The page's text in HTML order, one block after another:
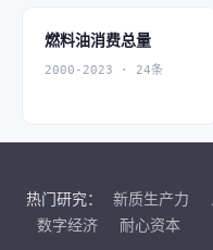
燃料油消费总量
2000-2023 · 24条
热门研究： 新质生产力
数字经济
耐心资本